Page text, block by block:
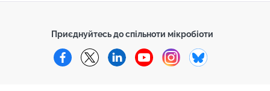
Приєднуйтесь до спільноти мікробіоти
Facebook
Twitter LinkedInYouTubeInstagram